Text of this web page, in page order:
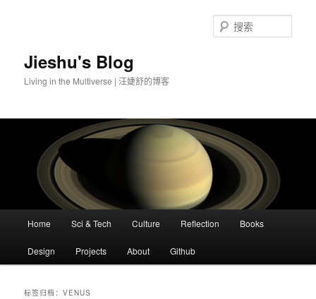
Jieshu's Blog
Living in the Multiverse | 汪婕舒的博客
索
跳
至
跳
至
Home Sci & Tech Culture Reflection Books
Design Projects About Github
标签归档：VENUS